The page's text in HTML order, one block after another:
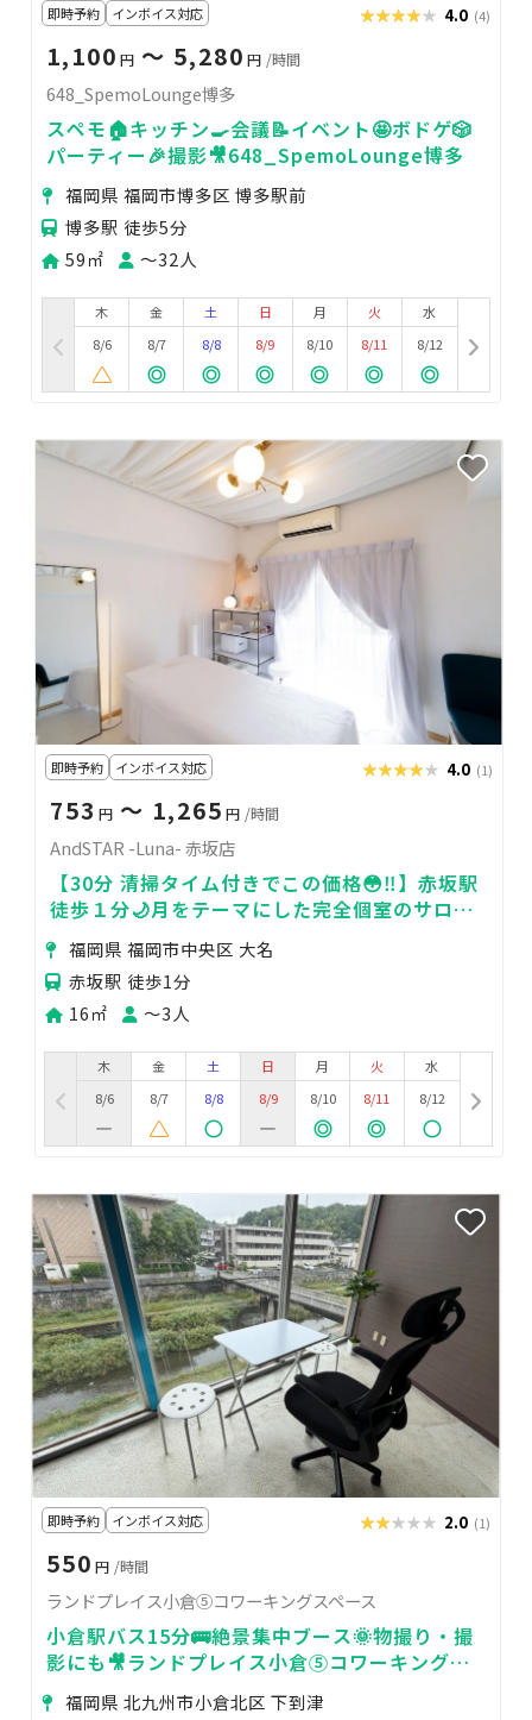
即時予約 インボイス対応 ★★★★★
★★★★★ 4.0 (4)
1,100 円 〜 5,280 円 /時間
648_SpemoLounge博多
スペモ🏠キッチン🍳会議📝イベント🤩ボドゲ🎲
パーティー🎉撮影🎥648_SpemoLounge博多
福岡県 福岡市博多区 博多駅前
博多駅 徒歩5分
59㎡
〜32人
木
8/6
金
8/7
土
8/8
日
8/9
月
8/10
火
8/11
水
8/12
即時予約 インボイス対応 ★★★★★
★★★★★ 4.0 (1)
753 円〜 1,265 円 /時間
AndSTAR -Luna- 赤坂店
【30分 清掃タイム付きでこの価格😳‼️】赤坂駅
徒歩１分🌙月をテーマにした完全個室のサロン
🌕
福岡県 福岡市中央区 大名
赤坂駅 徒歩1分
16㎡
〜3人
木
8/6
金
8/7
土
8/8
日
8/9
月
8/10
火
8/11
水
8/12
即時予約 インボイス対応 ★★★★★
★★★★★ 2.0 (1)
550 円 /時間
ランドプレイス小倉⑤コワーキングスペース
小倉駅バス15分🚌絶景集中ブース🌞物撮り・撮
影にも🎥ランドプレイス小倉⑤コワーキングス
ペース
福岡県 北九州市小倉北区 下到津